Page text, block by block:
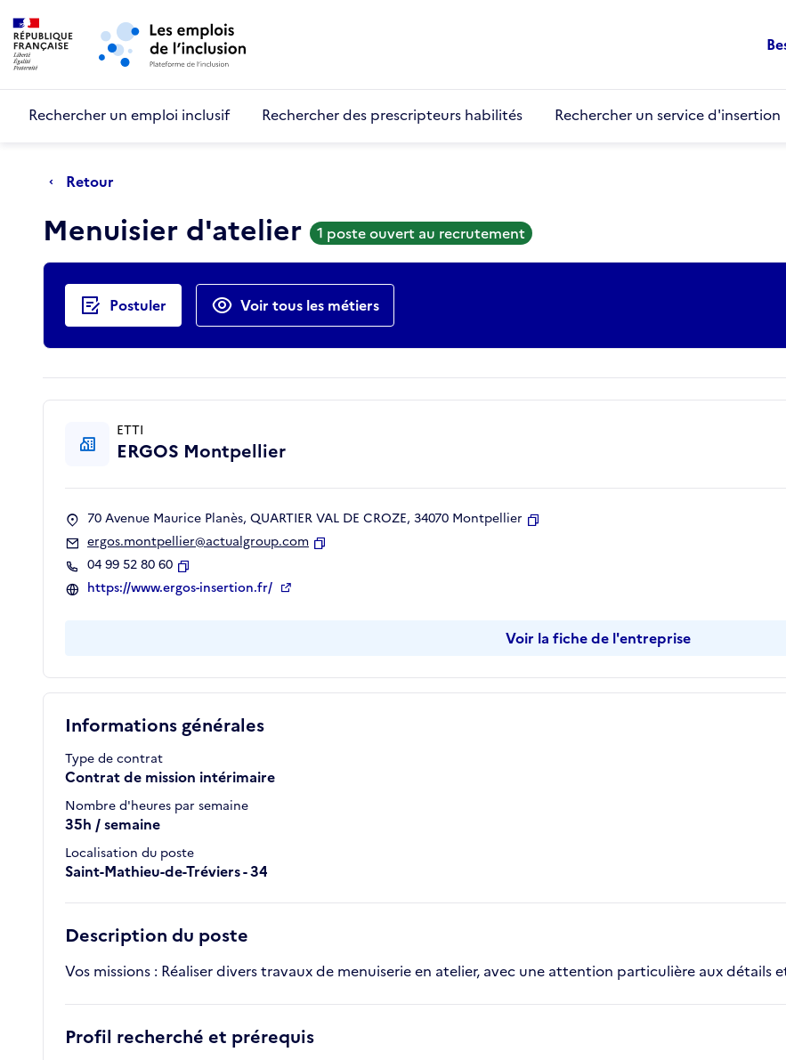
Aller au menu principal
Rechercher un emploi inclusif Rechercher des prescripteurs habilités Rechercher un service d'insertion
Retour
Menuisier d'atelier 1 poste ouvert au recrutement
Actions rapides
Postuler Voir tous les métiers
Informations générales
Type de contrat
Contrat de mission intérimaire
Nombre d'heures par semaine
35h / semaine
Localisation du poste
Saint-Mathieu-de-Tréviers - 34
Description du poste
Vos missions : Réaliser divers travaux de menuiserie en atelier, avec une attention particulière aux détails
Profil recherché et prérequis
ETTI
ERGOS Montpellier
70 Avenue Maurice Planès, QUARTIER VAL DE CROZE, 34070 Montpellier
ergos.montpellier@actualgroup.com
04 99 52 80 60
Copier
https://www.ergos-insertion.fr/
Voir la fiche de l'entreprise